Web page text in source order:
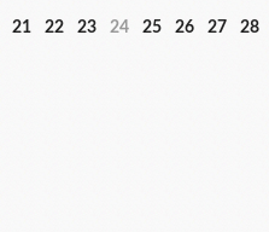
21 22 23 24 25 26 27 28